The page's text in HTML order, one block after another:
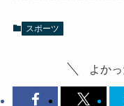
スポーツ
よか